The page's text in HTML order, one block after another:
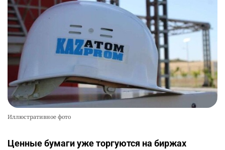
Иллюстративное фото
Ценные бумаги уже торгуются на биржах